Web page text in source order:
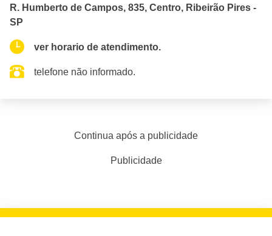
R. Humberto de Campos, 835, Centro, Ribeirão Pires -
SP
ver horario de atendimento.
telefone não informado.
Continua após a publicidade
Publicidade